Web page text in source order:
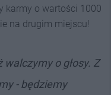
karmy o wartości 1000
na drugim miejscu!
o głosy. Z
- będziemy